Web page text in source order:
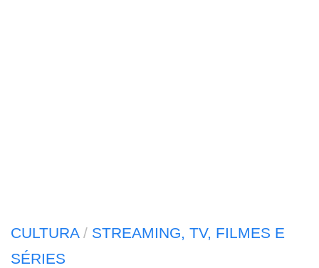
CULTURA/ STREAMING, TV, FILMES E
SÉRIES